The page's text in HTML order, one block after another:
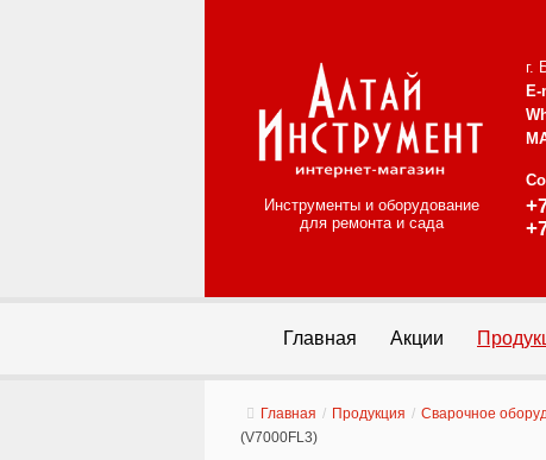
Инструменты и оборудование
для ремонта и сада
г.
Главная Акции
Главная / Продукция / Сварочное
(V7000FL3)